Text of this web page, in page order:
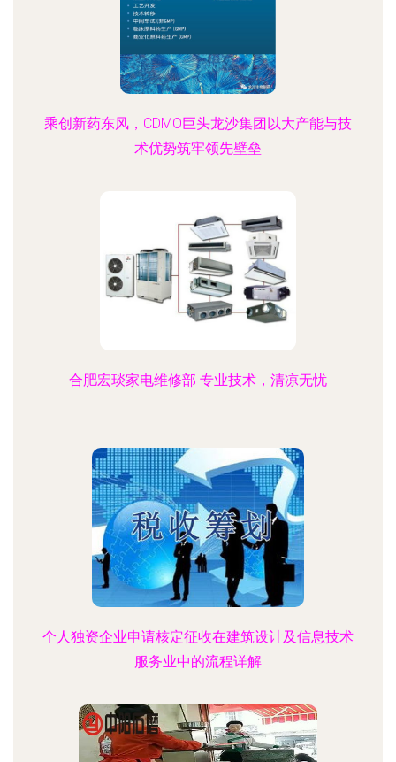
乘创新药东风，CDMO巨头龙沙集团以大产能与技
术优势筑牢领先壁垒
合肥宏琰家电维修部 专业技术，清凉无忧
个人独资企业申请核定征收在建筑设计及信息技术
服务业中的流程详解